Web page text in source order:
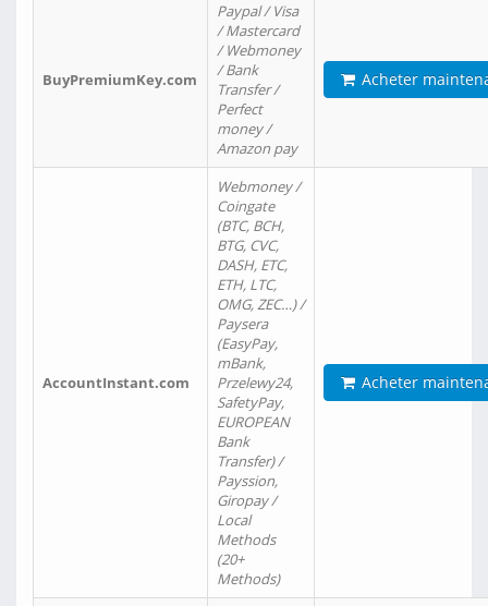
BuyPremiumKey.com
Paypal / Visa
/ Mastercard
/ Webmoney
/ Bank
Transfer /
Perfect
money /
Amazon pay
Acheter
AccountInstant.com
Webmoney /
Coingate
(BTC, BCH,
BTG, CVC,
DASH, ETC,
ETH, LTC,
OMG, ZEC…) /
Paysera
(EasyPay,
mBank,
Przelewy24,
SafetyPay,
EUROPEAN
Bank
Transfer) /
Payssion,
Giropay /
Local
Methods
(20+
Methods)
Acheter